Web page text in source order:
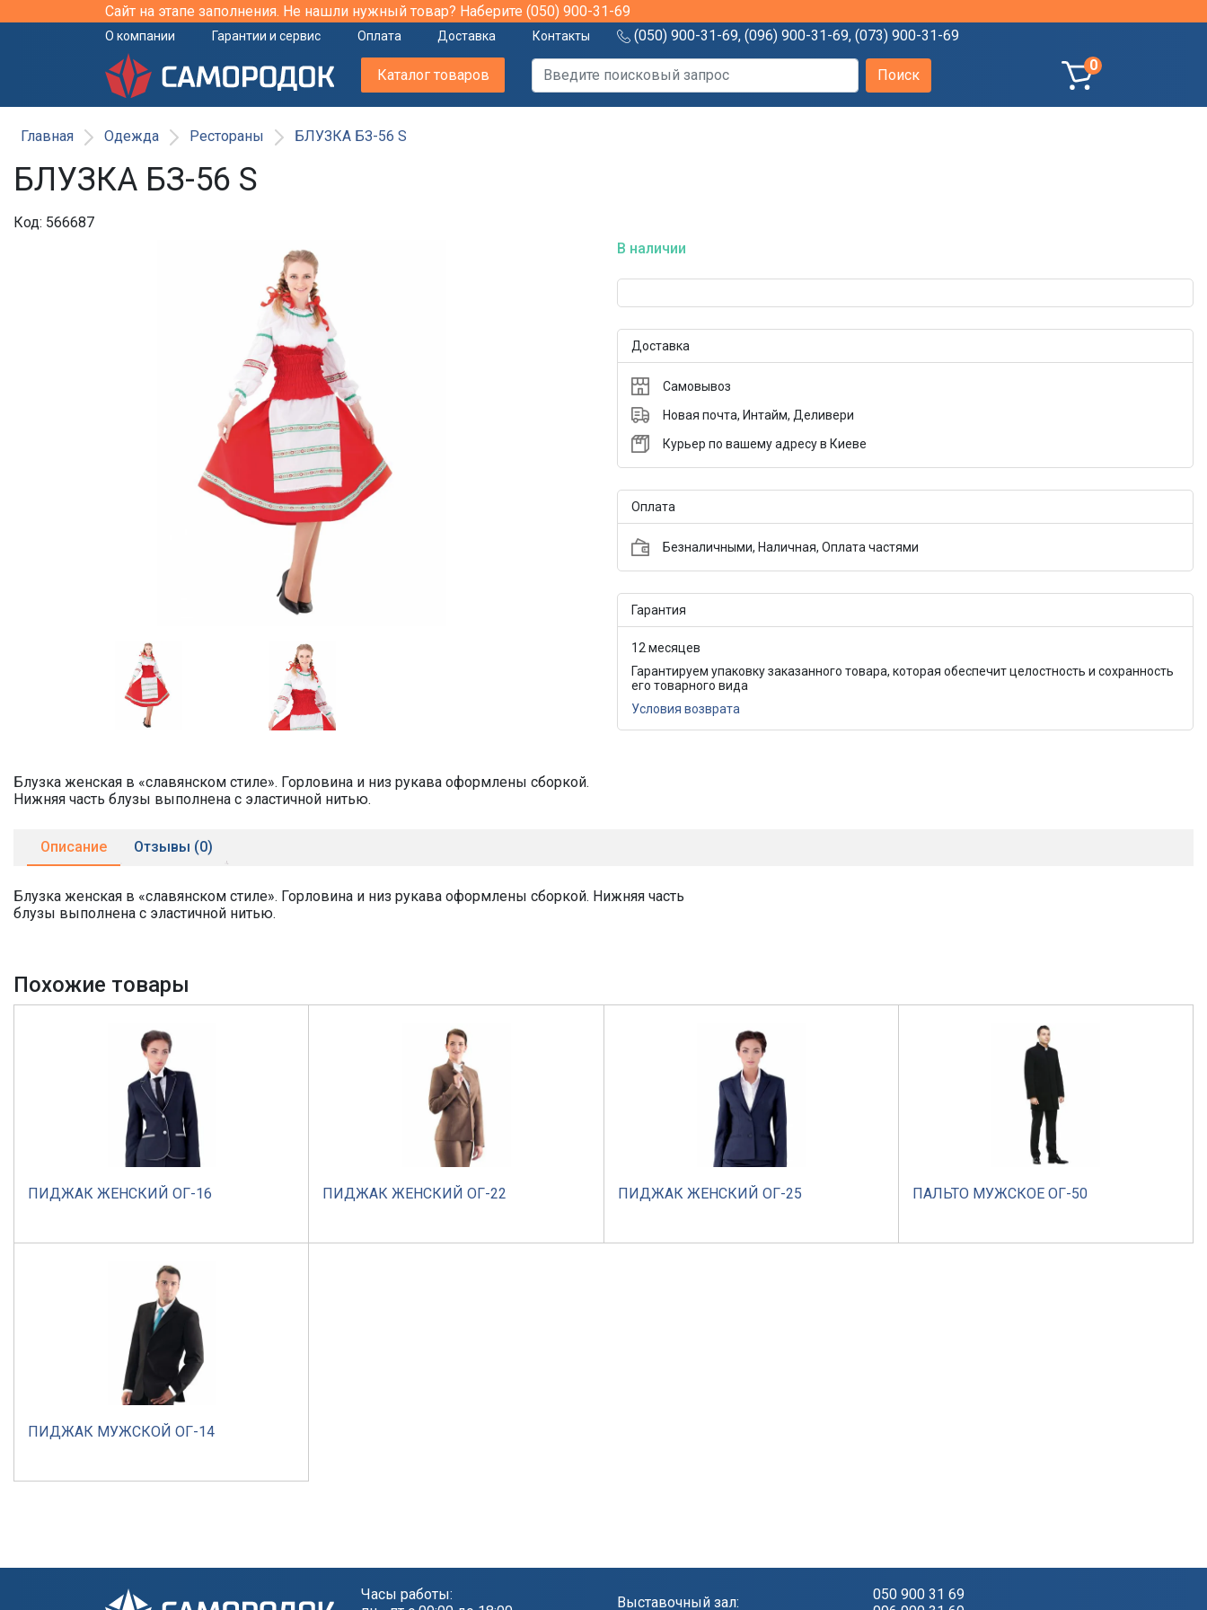
Сайт на этапе заполнения. Не нашли нужный товар? Наберите (050) 900-31-69
О компании Гарантии и сервис Оплата Доставка Контакты (050) 900-31-69, (096) 900-31-69, (073) 900-31-69
Каталог товаров
0
Главная Одежда Рестораны БЛУЗКА БЗ-56 S
БЛУЗКА БЗ-56 S
Код: 566687
В наличии
Доставка
Самовывоз
Новая почта, Интайм, Деливери
Курьер по вашему адресу в Киеве
Оплата
Безналичными, Наличная, Оплата частями
Гарантия
12 месяцев
Гарантируем упаковку заказанного товара, которая обеспечит целостность и сохранность
его товарного вида
Условия возврата
Блузка женская в «славянском стиле». Горловина и низ рукава оформлены сборкой.
Нижняя часть блузы выполнена с эластичной нитью.
Описание Отзывы (0)
Блузка женская в «славянском стиле». Горловина и низ рукава оформлены сборкой. Нижняя часть
блузы выполнена с эластичной нитью.
Похожие товары
ПИДЖАК ЖЕНСКИЙ ОГ-16 ПИДЖАК ЖЕНСКИЙ ОГ-22 ПИДЖАК ЖЕНСКИЙ ОГ-25 ПАЛЬТО МУЖСКОЕ ОГ-50
ПИДЖАК МУЖСКОЙ ОГ-14
Часы работы:
Выставочный зал:
050 900 31 69